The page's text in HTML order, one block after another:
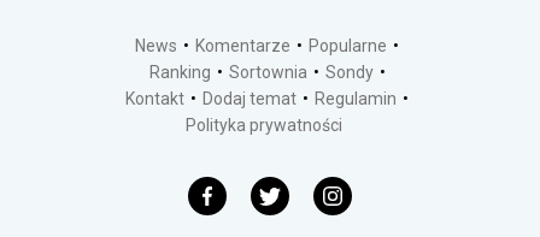
News Komentarze
Popularne
Ranking
Sortownia
Sondy
Kontakt
Dodaj temat
Regulamin
Polityka prywatności